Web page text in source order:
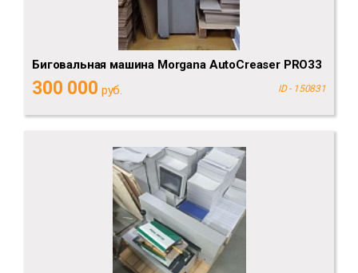
Биговальная машина Morgana AutoCreaser PRO33
300 000 руб. ID - 150831